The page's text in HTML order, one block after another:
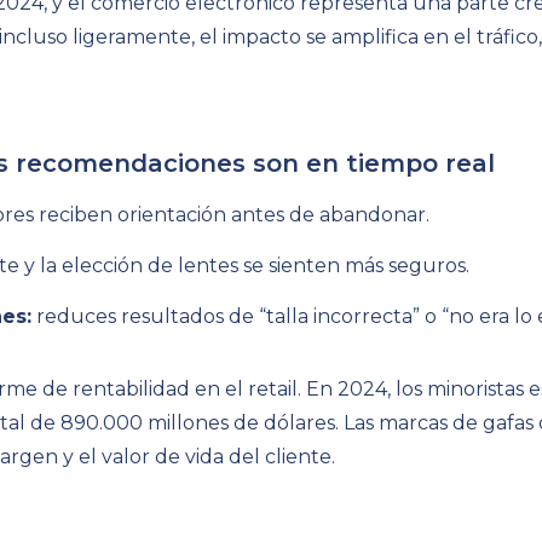
ligeramente, el impacto se amplifica en el
recomendaciones son en tiempo real
reciben orientación antes de abandonar.
y la elección de lentes se sienten más seguros.
reduces resultados de “talla incorrecta” o “no era lo
de rentabilidad en el retail. En 2024, los minoristas
de 890.000 millones de dólares. Las marcas de
y el valor de vida del cliente.